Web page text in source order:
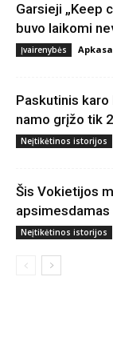
Garsieji „Keep
buvo laikomi
Įvairenybės
Paskutinis
namo grįžo tik
Neįtikėtinos istorijos
Šis Vokietijos
Neįtikėtinos istorijos